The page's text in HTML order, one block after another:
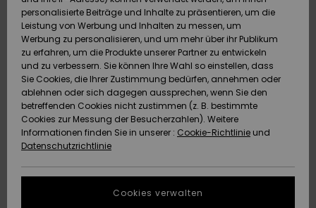
Surf
Snow
Brandneu
Highlights
Surf
Snow
Brandneu
Highlights
Snow
Community
SNOW
Highlights
Community
DOPPELTER
RABATT
HILFE & KONTAKT
Geschenkkarte
Quiksilver
Freedom
Datenschutz
Starten Sie eine
NACHHALTIGKEIT
SHOPS
personalisierte Beiträge und Inhalte zu präsentieren, um die
Leistung von Werbung und Inhalten zu messen, um
Werbung zu personalisieren, und um mehr über ihr Publikum
zu erfahren, um die Produkte unserer Partner zu entwickeln
und zu verbessern. Sie können Ihre Wahl so einstellen, dass
Sie Cookies, die Ihrer Zustimmung bedürfen, annehmen oder
ablehnen oder sich dagegen aussprechen, wenn Sie den
betreffenden Cookies nicht zustimmen (z. B. bestimmte
Cookies zur Messung der Besucherzahlen). Weitere
Informationen finden Sie in unserer : Cookie-Richtlinie und
Datenschutzrichtlinie
Cookies verwalten